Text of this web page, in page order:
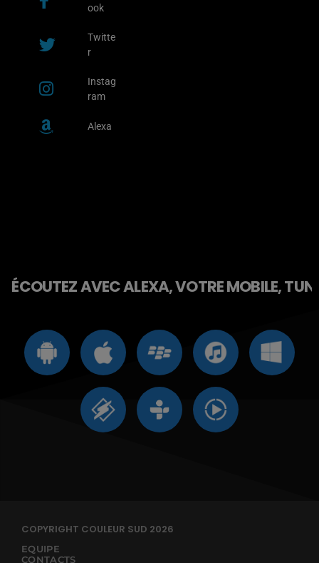
ook
Twitte
r
Instag
ram
Alexa
ÉCOUTEZ AVEC ALEXA, VOTRE MOBILE,
COPYRIGHT COULEUR SUD 2026
EQUIPE
CONTACTS